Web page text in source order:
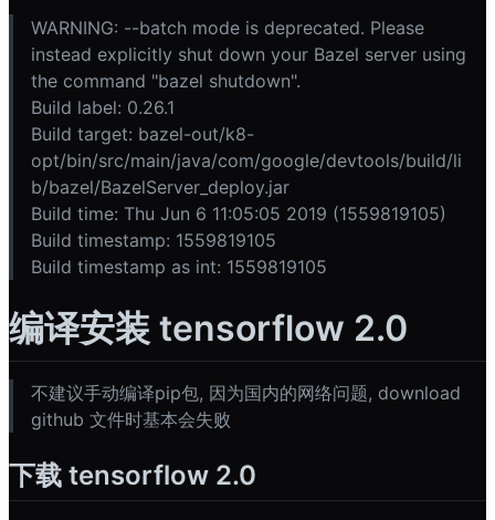
WARNING: --batch mode is deprecated. Please
instead explicitly shut down your Bazel server using
the command "bazel shutdown".
Build label: 0.26.1
Build target: bazel-out/k8-
opt/bin/src/main/java/com/google/devtools/build/li
b/bazel/BazelServer_deploy.jar
Build time: Thu Jun 6 11:05:05 2019 (1559819105)
Build timestamp: 1559819105
Build timestamp as int: 1559819105
编译安装 tensorflow 2.0
不建议手动编译pip包, 因为国内的网络问题, download
github 文件时基本会失败
下载 tensorflow 2.0